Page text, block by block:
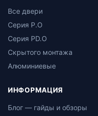
Все двери
Серия P.O
Серия PD.O
Скрытого монтажа
Алюминиевые
ИНФОРМАЦИЯ
Блог — гайды и обзоры